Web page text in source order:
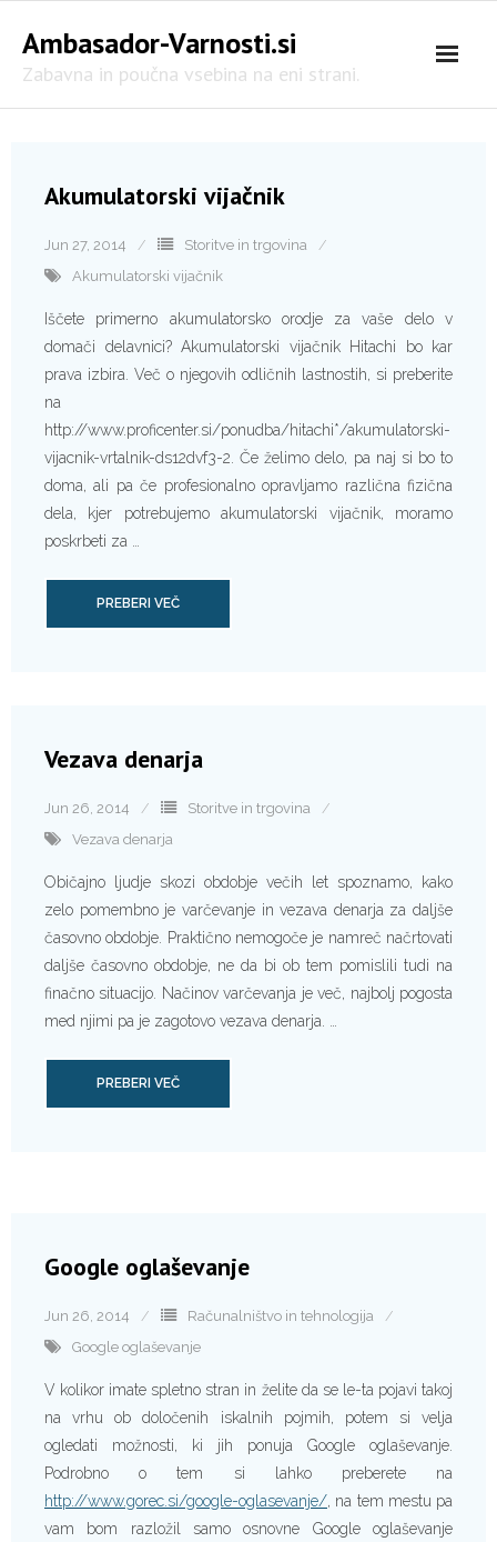
content
Ambasador-Varnosti.si
Zabavna in poučna vsebina na eni strani.
Akumulatorski vijačnik
Jun 27, 2014
Storitve in trgovina
Akumulatorski vijačnik
Iščete primerno akumulatorsko orodje za vaše delo v
domači delavnici? Akumulatorski vijačnik Hitachi bo kar
prava izbira. Več o njegovih odličnih lastnostih, si preberite
na
http://www.proficenter.si/ponudba/hitachi*/akumulatorski-
vijacnik-vrtalnik-ds12dvf3-2. Če želimo delo, pa naj si bo to
doma, ali pa če profesionalno opravljamo različna fizična
dela, kjer potrebujemo akumulatorski vijačnik, moramo
poskrbeti za …
PREBERI VEČ
Vezava denarja
Jun 26, 2014
Storitve in trgovina
Vezava denarja
Običajno ljudje skozi obdobje večih let spoznamo, kako
zelo pomembno je varčevanje in vezava denarja za daljše
časovno obdobje. Praktično nemogoče je namreč načrtovati
daljše časovno obdobje, ne da bi ob tem pomislili tudi na
finačno situacijo. Načinov varčevanja je več, najbolj pogosta
med njimi pa je zagotovo vezava denarja. …
PREBERI VEČ
Google oglaševanje
Jun 26, 2014
Računalništvo in tehnologija
Google oglaševanje
V kolikor imate spletno stran in želite da se le-ta pojavi takoj
na vrhu ob določenih iskalnih pojmih, potem si velja
ogledati možnosti, ki jih ponuja Google oglaševanje.
Podrobno o tem si lahko preberete na
http://www.gorec.si/google-oglasevanje/ , na tem mestu pa
vam bom razložil samo osnovne Google oglaševanje